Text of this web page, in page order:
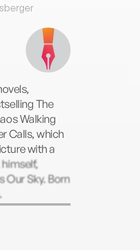
The
Walking
Calls, which
with a
Our Sky. Born